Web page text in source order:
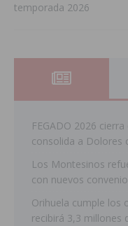
temporada 2026
FEGADO 2026
consolida a Dolores
Los Montesinos
con nuevos
Orihuela cumple los
recibirá 3,3 millones